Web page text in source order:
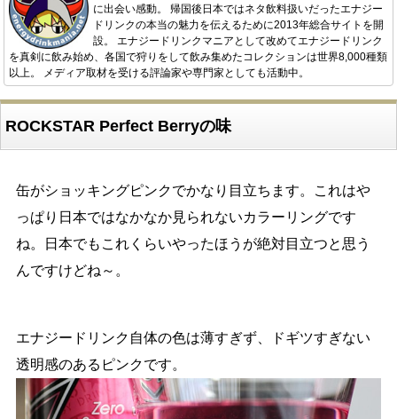
に出会い感動。 帰国後日本ではネタ飲料扱いだったエナジー
ドリンクの本当の魅力を伝えるために2013年総合サイトを開
設。 エナジードリンクマニアとして改めてエナジードリンク
を真剣に飲み始め、各国で狩りをして飲み集めたコレクションは世界8,000種類
以上。 メディア取材を受ける評論家や専門家としても活動中。
ROCKSTAR Perfect Berryの味
缶がショッキングピンクでかなり目立ちます。これはや
っぱり日本ではなかなか見られないカラーリングです
ね。日本でもこれくらいやったほうが絶対目立つと思う
んですけどね～。
エナジードリンク自体の色は薄すぎず、ドギツすぎない
透明感のあるピンクです。